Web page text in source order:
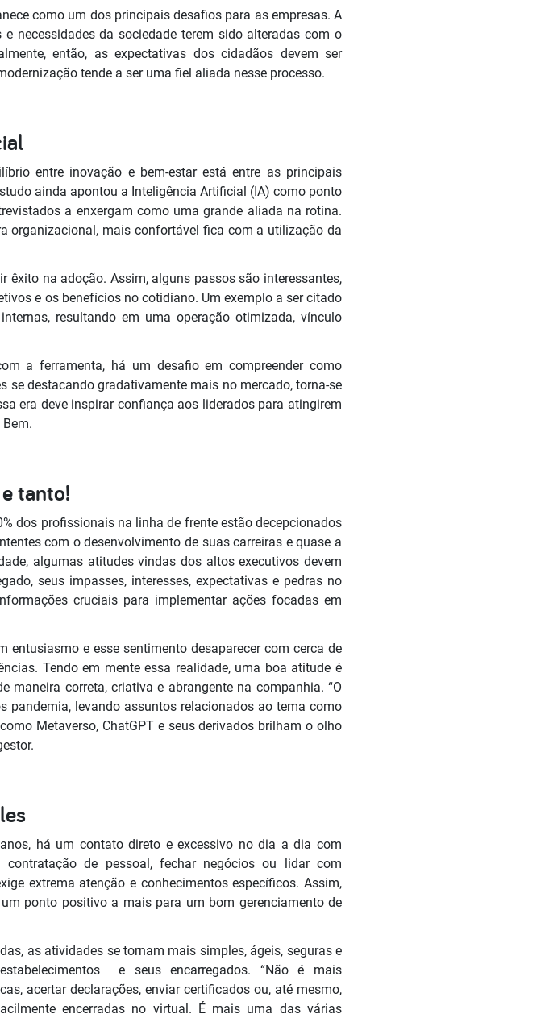
como um dos principais desafios para as empresas. A
necessidades da sociedade terem sido alteradas com o
então, as expectativas dos cidadãos devem ser
tende a ser uma fiel aliada nesse processo.
entre inovação e bem-estar está entre as principais
ainda apontou a Inteligência Artificial (IA) como ponto
a enxergam como uma grande aliada na rotina.
organizacional, mais confortável fica com a utilização da
êxito na adoção. Assim, alguns passos são interessantes,
e os benefícios no cotidiano. Um exemplo a ser citado
resultando em uma operação otimizada, vínculo
a ferramenta, há um desafio em compreender como
se destacando gradativamente mais no mercado, torna-se
era deve inspirar confiança aos liderados para atingirem
tanto!
dos profissionais na linha de frente estão decepcionados
com o desenvolvimento de suas carreiras e quase a
algumas atitudes vindas dos altos executivos devem
seus impasses, interesses, expectativas e pedras no
cruciais para implementar ações focadas em
e esse sentimento desaparecer com cerca de
Tendo em mente essa realidade, uma boa atitude é
maneira correta, criativa e abrangente na companhia. “O
pandemia, levando assuntos relacionados ao tema como
Metaverso, ChatGPT e seus derivados brilham o olho
há um contato direto e excessivo no dia a dia com
de pessoal, fechar negócios ou lidar com
extrema atenção e conhecimentos específicos. Assim,
ponto positivo a mais para um bom gerenciamento de
as atividades se tornam mais simples, ágeis, seguras e
e seus encarregados. “Não é mais
acertar declarações, enviar certificados ou, até mesmo,
encerradas no virtual. É mais uma das várias